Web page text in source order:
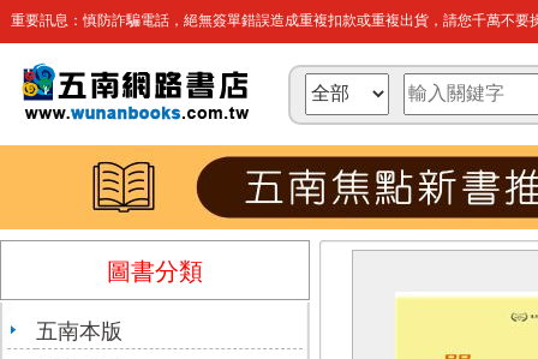
重要訊息：慎防詐騙電話，絕無簽單錯誤造成重複扣款或重複出貨，請您千萬不要
圖書分類
五南本版